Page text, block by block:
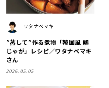
ワタナベマキ
”蒸して”作る煮物「韓国風 鶏
じゃが」レシピ／ワタナベマキ
さん
2026.05.05